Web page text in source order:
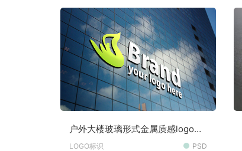
户外大楼玻璃形式金属质感logo样
机素材
LOGO标识 PSD